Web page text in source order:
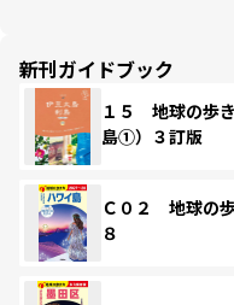
新刊ガイドブック
１５ 地球の歩
島①）３訂版
Ｃ０２ 地球の
８